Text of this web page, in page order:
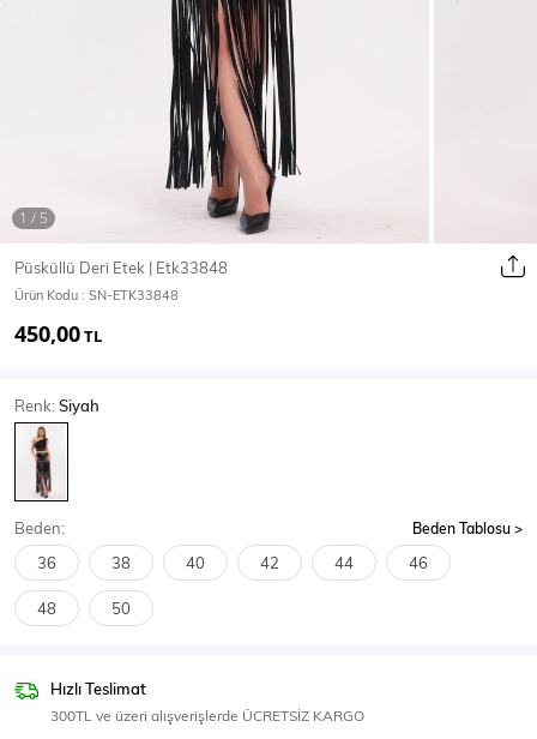
Mont & Kaban
T-Shirt
Body
SPOR GİYİM
Eşofman Üstü
Püsküllü Deri Etek | Etk33848
Ürün Kodu : SN-ETK33848
450,00TL
Renk:Siyah
Beden: Beden Tablosu
36 38 40 42 44 46
48 50
Hızlı Teslimat
300TL ve üzeri alışverişlerde ÜCRETSİZ KARGO